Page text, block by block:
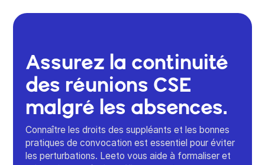
Assurez la continuité
des réunions CSE
malgré les absences.
Connaître les droits des suppléants et les bonnes
pratiques de convocation est essentiel pour éviter
les perturbations. Leeto vous aide à formaliser et